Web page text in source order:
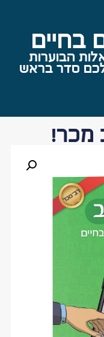
בחיים
הבוערות
לכם סדר בראש